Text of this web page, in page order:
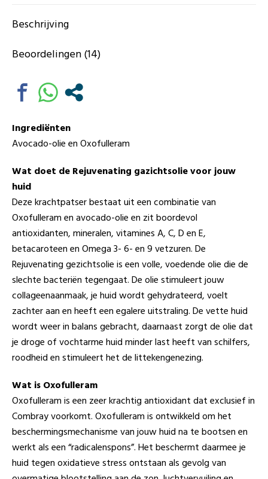
Beschrijving
Beoordelingen (14)
Ingrediënten
Avocado-olie en Oxofulleram
Wat doet de Rejuvenating gazichtsolie voor jouw
huid
Deze krachtpatser bestaat uit een combinatie van
Oxofulleram en avocado-olie en zit boordevol
antioxidanten, mineralen, vitamines A, C, D en E,
betacaroteen en Omega 3- 6- en 9 vetzuren. De
Rejuvenating gezichtsolie is een volle, voedende olie die de
slechte bacteriën tegengaat. De olie stimuleert jouw
collageenaanmaak, je huid wordt gehydrateerd, voelt
zachter aan en heeft een egalere uitstraling. De vette huid
wordt weer in balans gebracht, daarnaast zorgt de olie dat
je droge of vochtarme huid minder last heeft van schilfers,
roodheid en stimuleert het de littekengenezing.
Wat is Oxofulleram
Oxofulleram is een zeer krachtig antioxidant dat exclusief in
Combray voorkomt. Oxofulleram is ontwikkeld om het
beschermingsmechanisme van jouw huid na te bootsen en
werkt als een “radicalenspons”. Het beschermt daarmee je
huid tegen oxidatieve stress ontstaan als gevolg van